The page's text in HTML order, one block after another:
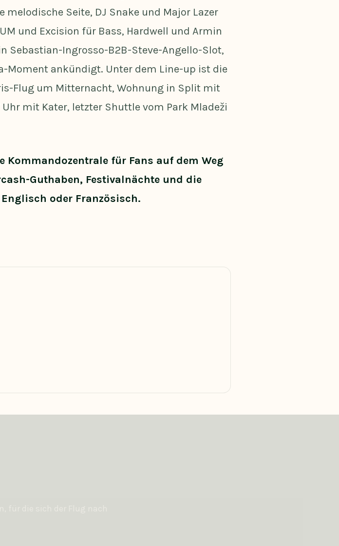
Seite, DJ Snake und Major Lazer
und Excision für Bass, Hardwell und Armin
Sebastian-Ingrosso-B2B-Steve-Angello-Slot,
Moment ankündigt. Unter dem Line-up ist die
Flug um Mitternacht, Wohnung in Split mit
mit Kater, letzter Shuttle vom Park Mladeži
für Fans auf dem Weg
Guthaben, Festivalnächte und die
oder Französisch.